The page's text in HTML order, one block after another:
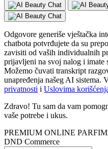
Odgovore generiše vještačka
chatbota potvrđujete da su
zavisiti od vaših individualnih
prijavljeni na svoj nalog i imate
Možemo čuvati transkript
unapređenja našeg AI sistema.
privatnosti i Uslovima
Zdravo! Tu sam da vam
vaše potrebe i ukus.
PREMIUM ONLINE
DND Commerce